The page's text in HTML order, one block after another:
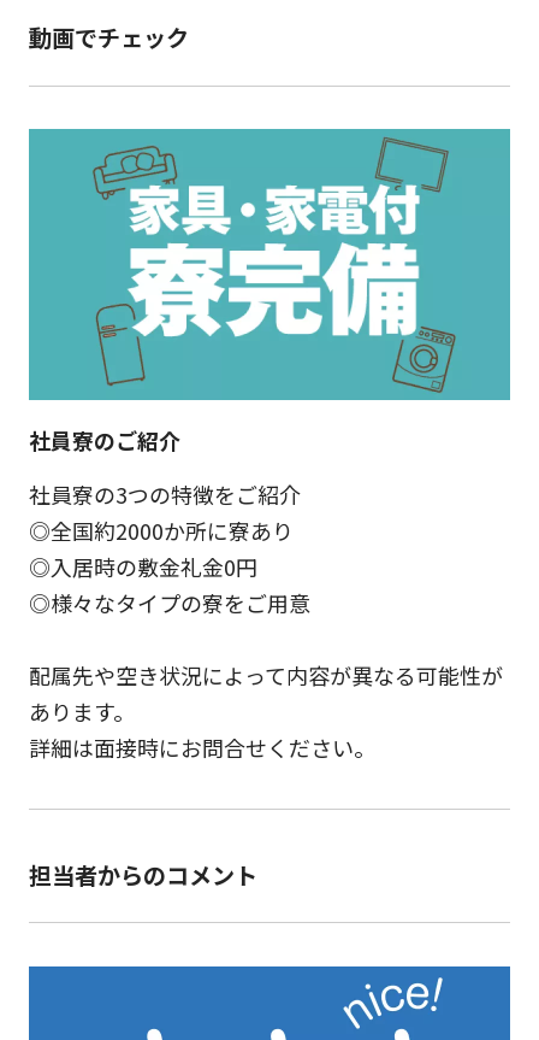
動画でチェック
社員寮のご紹介
社員寮の3つの特徴をご紹介
◎全国約2000か所に寮あり
◎入居時の敷金礼金0円
◎様々なタイプの寮をご用意
配属先や空き状況によって内容が異なる可能性が
あります。
詳細は面接時にお問合せください。
担当者からのコメント